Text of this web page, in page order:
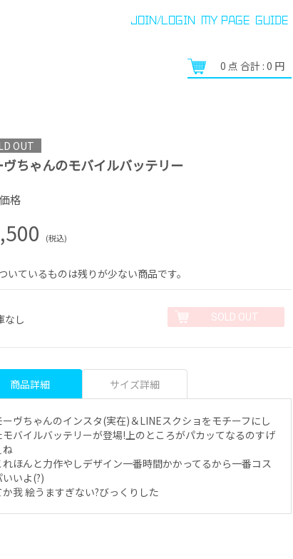
JOIN/LOGIN MY PAGE GUIDE
0 点 合計 : 0 円
OUT
ヴちゃんのモバイルバッテリー
格
(税込)
いているものは残りが少ない商品です。
なし
商品詳細 サイズ詳細
ーヴちゃんのインスタ(実在)＆LINEスクショをモチーフにし
モバイルバッテリーが登場!上のところがパカッてなるのすげ
ね
れほんと力作やしデザイン一番時間かかってるから一番コス
いいよ(?)
か我 絵うますぎない?びっくりした